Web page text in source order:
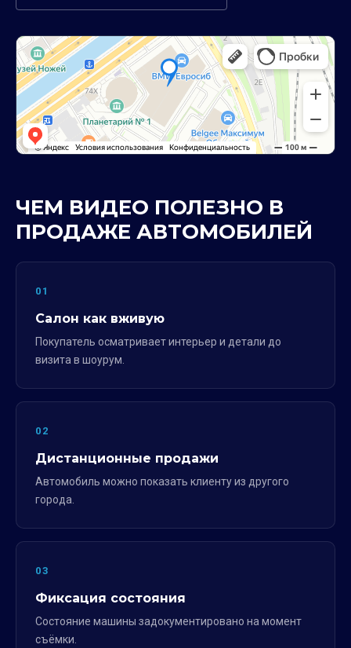
ЧЕМ ВИДЕО ПОЛЕЗНО В
ПРОДАЖЕ АВТОМОБИЛЕЙ
01
Салон как вживую
Покупатель осматривает интерьер и детали до
визита в шоурум.
02
Дистанционные продажи
Автомобиль можно показать клиенту из другого
города.
03
Фиксация состояния
Состояние машины задокументировано на момент
съёмки.